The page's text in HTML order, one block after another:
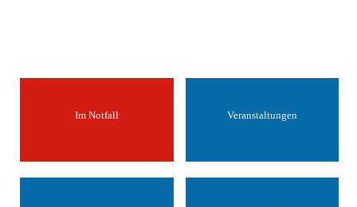
Im Notfall Veranstaltungen